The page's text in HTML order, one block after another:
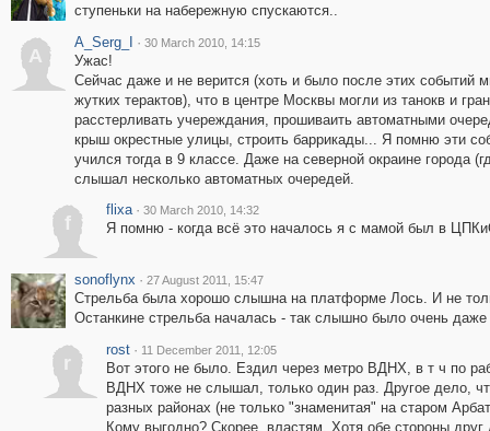
ступеньки на набережную спускаются..
A
A_Serg_I · 30 March 2010, 14:15
Ужас!
Сейчас даже и не верится (хоть и было после этих событий
жутких терактов), что в центре Москвы могли из танокв и
расстерливать учереждания, прошиваить автоматными
крыш окрестные улицы, строить баррикады... Я помню эти
учился тогда в 9 классе. Даже на северной окраине города
слышал несколько автоматных очередей.
f
flixa · 30 March 2010, 14:32
Я помню - когда всё это началось я с мамой был в
sonoflynx · 27 August 2011, 15:47
Стрельба была хорошо слышна на платформе Лось. И не
Останкине стрельба началась - так слышно было очень даже
r
rost · 11 December 2011, 12:05
Вот этого не было. Ездил через метро ВДНХ, в т ч по
ВДНХ тоже не слышал, только один раз. Другое дело,
разных районах (не только "знаменитая" на старом
Кому выгодно? Скорее, властям. Хотя обе стороны друг